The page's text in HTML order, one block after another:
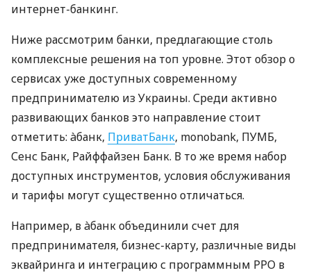
интернет-банкинг.
Ниже рассмотрим банки, предлагающие столь
комплексные решения на топ уровне. Этот обзор о
сервисах уже доступных современному
предпринимателю из Украины. Среди активно
развивающих банков это направление стоит
отметить: àбанк, ПриватБанк, monobank, ПУМБ,
Сенс Банк, Райффайзен Банк. В то же время набор
доступных инструментов, условия обслуживания
и тарифы могут существенно отличаться.
Например, в àбанк объединили счет для
предпринимателя, бизнес-карту, различные виды
эквайринга и интеграцию с программным РРО в